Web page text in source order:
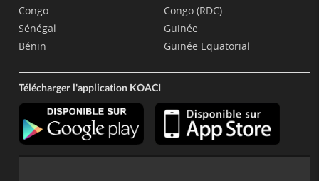
Congo
Sénégal
Bénin
Congo (RDC)
Guinée
Guinée Equatorial
Télécharger l'application KOACI